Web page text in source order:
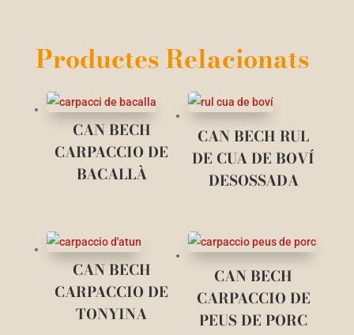
Productes Relacionats
CAN BECH
CARPACCIO DE
BACALLÀ
CAN BECH RUL
DE CUA DE BOVÍ
DESOSSADA
CAN BECH
CARPACCIO DE
TONYINA
CAN BECH
CARPACCIO DE
PEUS DE PORC